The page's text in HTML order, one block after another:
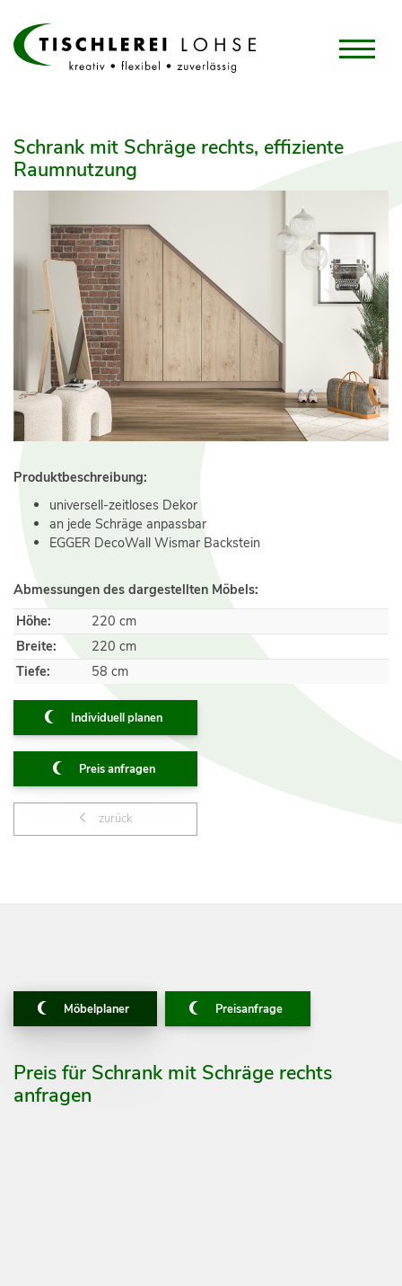
Schrank mit Schräge rechts, effiziente
Raumnutzung
Produktbeschreibung:
universell-zeitloses Dekor
an jede Schräge anpassbar
EGGER DecoWall Wismar Backstein
Abmessungen des dargestellten Möbels:
Höhe:
220 cm
Breite:
220 cm
Tiefe:
58 cm
Individuell planen
Preis anfragen
zurück
Möbelplaner Preisanfrage
Preis für Schrank mit Schräge rechts
anfragen